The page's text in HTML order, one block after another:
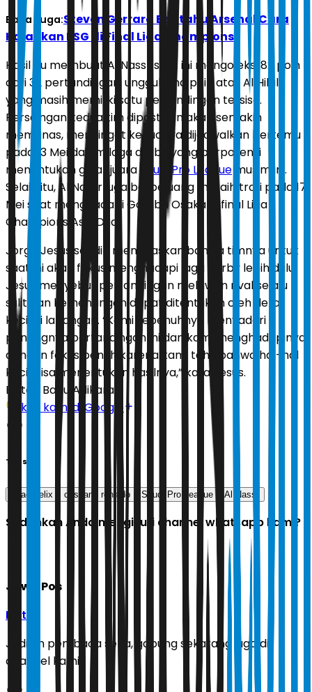
Baca Juga:Steven Gerrard Beritahu Arsenal Cara
Kalahkan PSG di Final Liga Champions
Hasil itu membuat Al Nassr saat ini mengoleksi 82 poin
dari 32 pertandingan, unggul lima poin atas Al Hilal
yang masih memiliki satu pertandingan tersisa.
Persaingan kedua tim dipastikan akan semakin
memanas, mengingat keduanya dijadwalkan bertemu
pada 13 Mei dalam laga derby yang berpotensi
menentukan gelar juara Saudi Pro Leaguemusim ini.
Selain itu, Al Nassr juga berpeluang meraih trofi pada 17
Mei saat menghadapi Gamba Osaka di final Liga
Champions Asia Dua.
Jorge Jesus sendiri menegaskan bahwa timnya untuk
saat ini akan fokus menghadapi laga derby lebih dulu.
Jesus menyebut pertandingan melawan rival selalu
sulit dan kemenangan dapat ditentukan oleh detail
kecil di lapangan. “Kami sepenuhnya menyadari
pentingnya pertandingan ini dan kami menghadapinya
dengan fokus penuh karena kami tahu bahwa hal-hal
kecil bisa menentukan hasilnya,” kata Jesus.
Editor: Banu Adikara
Ikuti kami di Google
Tags
Joao Felix cristiano ronaldo Saudi Pro League Al Nassr
Sudahkah Anda mengikuti channel whatsapp kami?
Jawa Pos
Ikuti
Jadilah pembaca setia, gabung sekarang juga di
channel kami!